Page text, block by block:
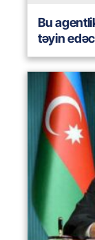
Bu
təyin